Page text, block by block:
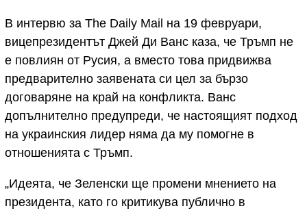
В интервю за The Daily Mail на 19 февруари,
вицепрезидентът Джей Ди Ванс каза, че Тръмп не
е повлиян от Русия, а вместо това придвижва
предварително заявената си цел за бързо
договаряне на край на конфликта. Ванс
допълнително предупреди, че настоящият подход
на украинския лидер няма да му помогне в
отношенията с Тръмп.
„Идеята, че Зеленски ще промени мнението на
президента, като го критикува публично в